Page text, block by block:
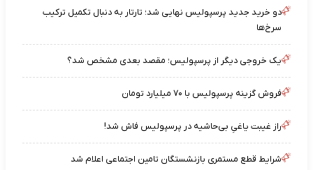
دو خرید جدید پرسپولیس نهایی شد؛ تارتار به دنبال تکمیل ترکیب
سرخ‌ها
یک خروجی دیگر از پرسپولیس؛ مقصد بعدی مشخص شد؟
فروش گزینه پرسپولیس با ۷۰ میلیارد تومان
راز غیبت یاغیِ بی‌حاشیه در پرسپولیس فاش شد!
شرایط قطع مستمری بازنشستگان تامین اجتماعی اعلام شد